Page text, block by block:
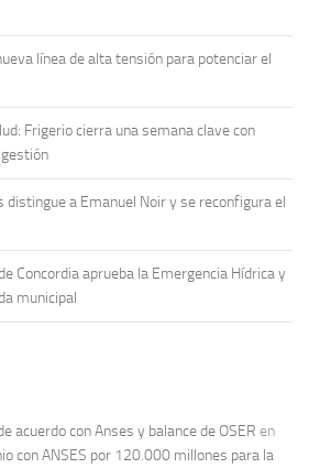
línea de alta tensión para potenciar el
Frigerio cierra una semana clave con
distingue a Emanuel Noir y se reconfigura el
Concordia aprueba la Emergencia Hídrica y
municipal
acuerdo con Anses y balance de OSER en
con ANSES por 120.000 millones para la